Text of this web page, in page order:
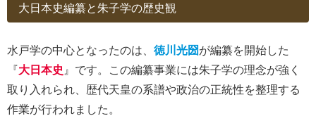
大日本史編纂と朱子学の歴史観
水戸学の中心となったのは、 徳川光圀が編纂を開始した
『大日本史 』です。この編纂事業には朱子学の理念が強く
取り入れられ、歴代天皇の系譜や政治の正統性を整理する
作業が行われました。